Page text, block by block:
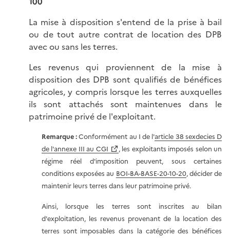
La mise à disposition s'entend de la prise à bail
ou de tout autre contrat de location des DPB
avec ou sans les terres.
Les revenus qui proviennent de la mise à
disposition des DPB sont qualifiés de bénéfices
agricoles, y compris lorsque les terres auxquelles
ils sont attachés sont maintenues dans le
patrimoine privé de l'exploitant.
Remarque :Conformément au I de l'article 38 sexdecies D
de l'annexe III au CGI
, les exploitants imposés selon un
régime réel d'imposition peuvent, sous certaines
conditions exposées au BOI-BA-BASE-20-10-20, décider de
maintenir leurs terres dans leur patrimoine privé.
Ainsi, lorsque les terres sont inscrites au bilan
d'exploitation, les revenus provenant de la location des
terres sont imposables dans la catégorie des bénéfices